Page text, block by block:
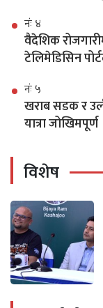
नंः ४
वैदेशिक
टेलिमेडिसिन
नंः ५
खराब सडक र
यात्रा जोखिमपूर्ण
विशेष